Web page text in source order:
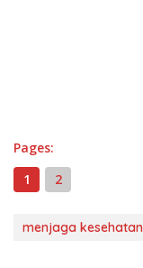
Pages:
1
2
menjaga kesehatan